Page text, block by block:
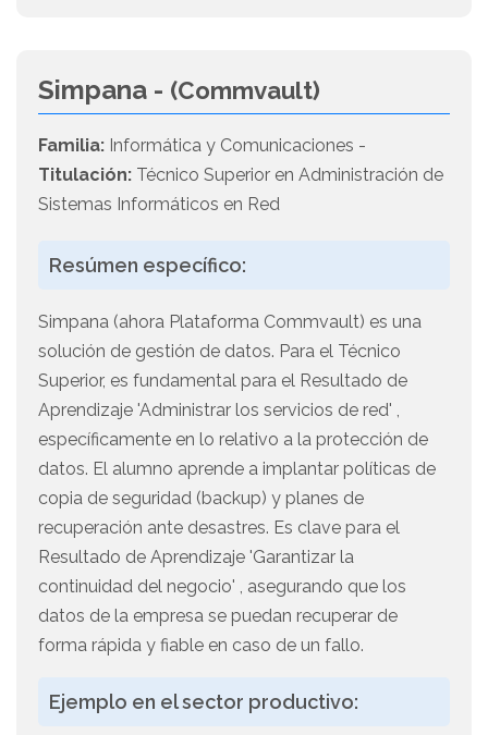
Simpana - (Commvault)
Familia: Informática y Comunicaciones -
Titulación: Técnico Superior en Administración de
Sistemas Informáticos en Red
Resúmen específico:
Simpana (ahora Plataforma Commvault) es una
solución de gestión de datos. Para el Técnico
Superior, es fundamental para el Resultado de
Aprendizaje 'Administrar los servicios de red' ,
específicamente en lo relativo a la protección de
datos. El alumno aprende a implantar políticas de
copia de seguridad (backup) y planes de
recuperación ante desastres. Es clave para el
Resultado de Aprendizaje 'Garantizar la
continuidad del negocio' , asegurando que los
datos de la empresa se puedan recuperar de
forma rápida y fiable en caso de un fallo.
Ejemplo en el sector productivo: